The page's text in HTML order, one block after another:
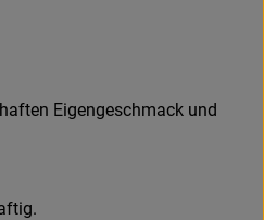
Eigengeschmack und